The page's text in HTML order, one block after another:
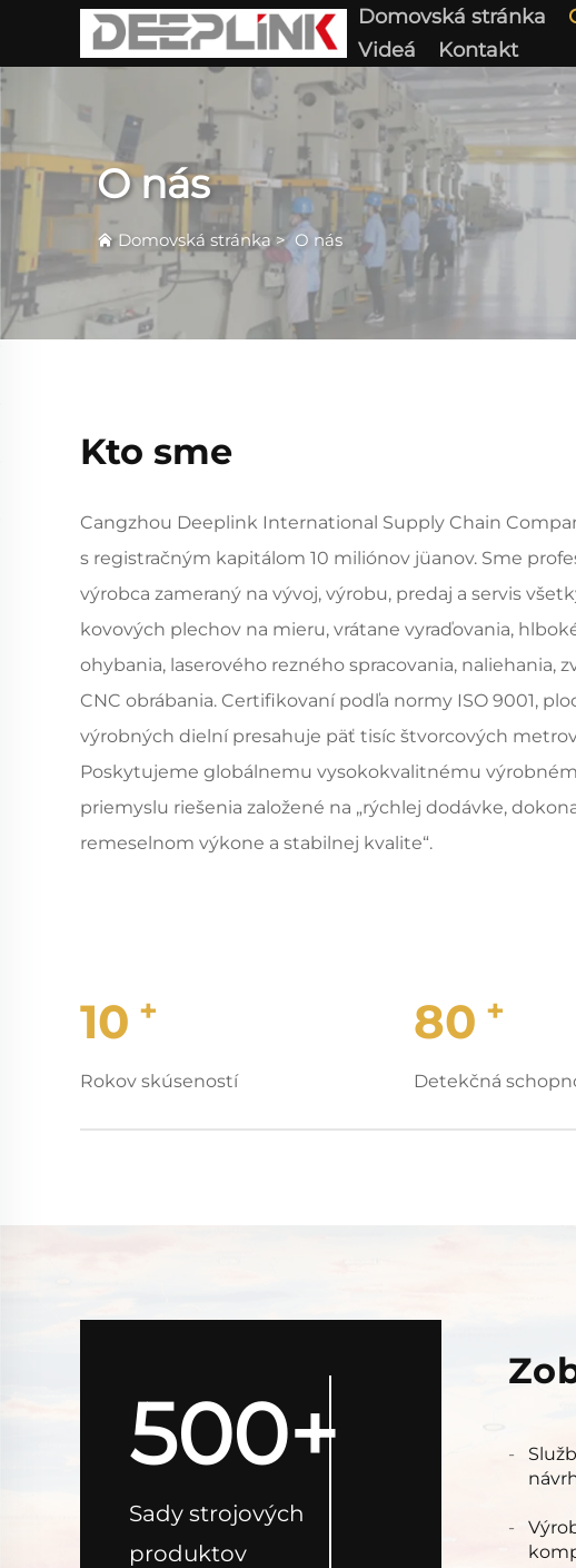
Domovská stránka
Videá
Kontakt
O nás
Domovská stránka >O nás
Kto sme
Cangzhou Deeplink International Supply Chain
s registračným kapitálom 10 miliónov jüanov. Sme
výrobca zameraný na vývoj, výrobu, predaj a servis
kovových plechov na mieru, vrátane vyraďovania,
ohybania, laserového rezného spracovania, naliehania,
CNC obrábania. Certifikovaní podľa normy ISO 9001,
výrobných dielní presahuje päť tisíc štvorcových
Poskytujeme globálnemu vysokokvalitnému
priemyslu riešenia založené na „rýchlej dodávke,
remeselnom výkone a stabilnej kvalite“.
10 +
Rokov skúseností
80 +
Detekčná
500+
Sady strojových
produktov